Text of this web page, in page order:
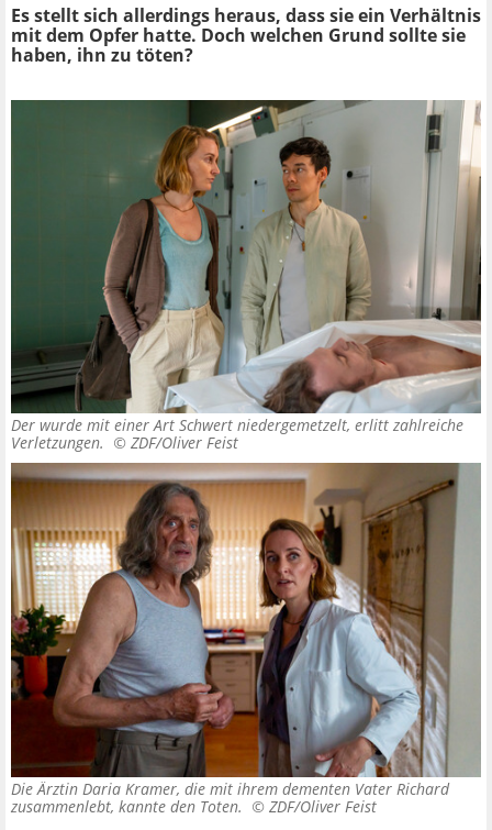
Es stellt sich allerdings heraus, dass sie ein Verhältnis
mit dem Opfer hatte. Doch welchen Grund sollte sie
haben, ihn zu töten?
Der wurde mit einer Art Schwert niedergemetzelt, erlitt zahlreiche
Verletzungen. © ZDF/Oliver Feist
Die Ärztin Daria Kramer, die mit ihrem dementen Vater Richard
zusammenlebt, kannte den Toten. © ZDF/Oliver Feist